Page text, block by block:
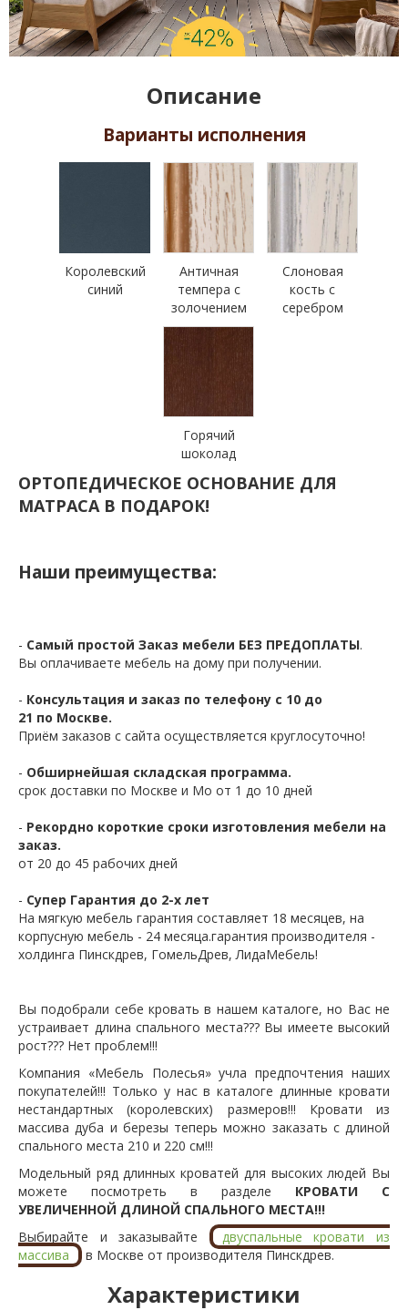
Описание
Варианты исполнения
Королевский
синий
Античная
темпера с
золочением
Слоновая
кость с
серебром
Горячий
шоколад
ОРТОПЕДИЧЕСКОЕ ОСНОВАНИЕ ДЛЯ
МАТРАСА В ПОДАРОК!
Наши преимущества:
- Самый простой Заказ мебели БЕЗ ПРЕДОПЛАТЫ.
Вы оплачиваете мебель на дому при получении.
- Консультация и заказ по телефону с 10 до
21 по Москве.
Приём заказов с сайта осуществляется круглосуточно!
- Обширнейшая складская программа.
срок доставки по Москве и Мо от 1 до 10 дней
- Рекордно короткие сроки изготовления мебели на
заказ.
от 20 до 45 рабочих дней
- Супер Гарантия до 2-х лет
На мягкую мебель гарантия составляет 18 месяцев, на
корпусную мебель - 24 месяца.гарантия производителя -
холдинга Пинскдрев, ГомельДрев, ЛидаМебель!
Вы подобрали себе кровать в нашем каталоге, но Вас не
устраивает длина спального места??? Вы имеете высокий
рост??? Нет проблем!!!
Компания «Мебель Полесья» учла предпочтения наших
покупателей!!! Только у нас в каталоге длинные кровати
нестандартных (королевских) размеров!!! Кровати из
массива дуба и березы теперь можно заказать с длиной
спального места 210 и 220 см!!!
Модельный ряд длинных кроватей для высоких людей Вы
можете посмотреть в разделе КРОВАТИ С
УВЕЛИЧЕННОЙ ДЛИНОЙ СПАЛЬНОГО МЕСТА!!!
Выбирайте и заказывайте
двуспальные кровати из
массива
в Москве от производителя Пинскдрев.
Характеристики